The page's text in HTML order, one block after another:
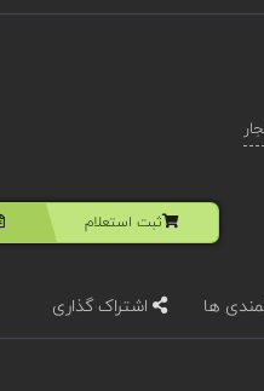
ثبت استعلام
ها اشتراک گذاری